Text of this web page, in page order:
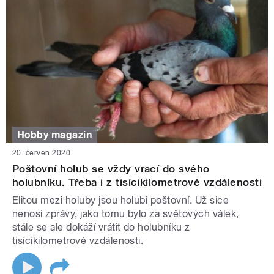
Hobby magazín
20. červen 2020
Poštovní holub se vždy vrací do svého
holubníku. Třeba i z tisícikilometrové vzdálenosti
Elitou mezi holuby jsou holubi poštovní. Už sice
nenosí zprávy, jako tomu bylo za světových válek,
stále se ale dokáží vrátit do holubníku z
tisícikilometrové vzdálenosti.